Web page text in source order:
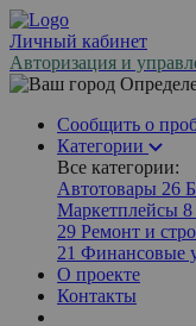
Личный кабинет
Авторизация и
Сообщить о
Категории
Все категории:
Автотовары 26
Маркетплейсы 8
29 Ремонт и
21 Финансовые
О проекте
Контакты